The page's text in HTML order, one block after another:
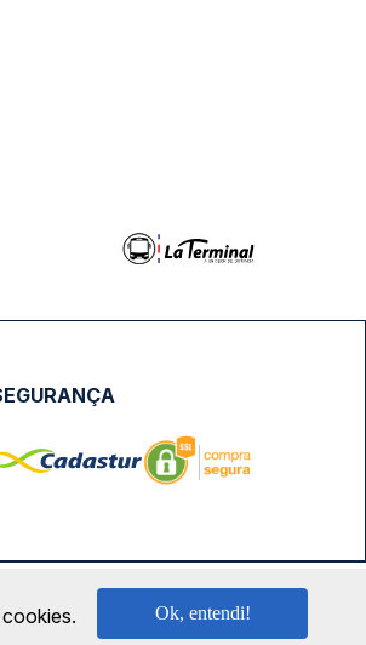
saconibus@queropassagem.com.br
Ok, entendi!